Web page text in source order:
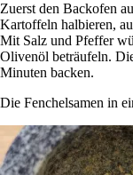
Zuerst den Backofen
Kartoffeln halbieren,
Mit Salz und Pfeffer
Olivenöl beträufeln.
Minuten backen.
Die Fenchelsamen in